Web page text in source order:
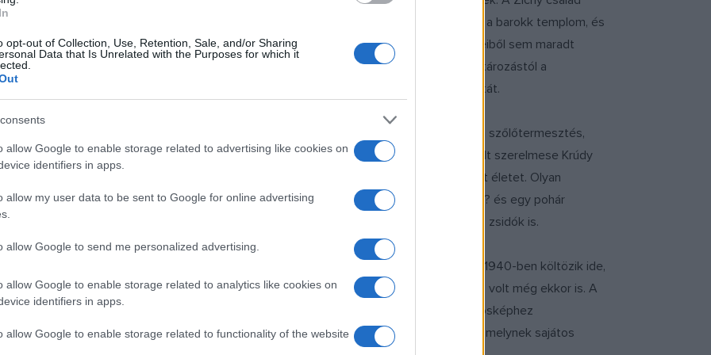
opt-out of Collection, Use, Retention, Sale, and/or Sharing
Data that Is Unrelated with the Purposes for which it
allow Google to enable storage related to advertising like cookies on
identifiers in apps.
allow my user data to be sent to Google for online advertising
allow Google to send me personalized advertising.
allow Google to enable storage related to analytics like cookies on
identifiers in apps.
allow Google to enable storage related to functionality of the website
működött, ma is emblematikus épülete Óbudának. A kastélyon kívül hozzájuk fűződik a barokk templom, és
Múzeum felépítése is. Sajnos a Zichy kastély eredeti bútoraiból és a falfestményeiből sem maradt
két évtizedig működött eredeti funkciójában, utána elárverezték. Ezután a dohányraktározástól a
folytattak benne, ami teljesen tönkretette az épület egykori gyönyörű állapotát.
is újratelepítik, elsősorban sváb és bajor betelepülőkkel. Ők magukkal hozzák a szőlőtermesztés,
szinte minden háza egyben kiskocsmaként is funkcionált. Ennek a miliőnek volt szerelmese Krúdy
abrosz mellett zajló, egyszerű házias ételeknek és gyöngyöző fröccsöknek szentelt életet. Olyan
jártak ide a családok kikapcsolódni, ahogy a híres dal is mondja: ?egy jó túrós csuszára? és egy pohár
közepén is német származású volt, de jelentős számban kerültek be ide rácok és zsidók is.
hagyatékának, egykori szerszámainak, használati tárgyainak. Bár ő csak későn, 1940-ben költözik ide,
általa készített darabok azt is megmutatják, hogy a szőlőművelés, borkészítés jelentős volt még ekkor is. A
egy-egy témacsoport köré építette fel, ilyen a szőlőtermesztés, vagy az egykor a városképhez
hajómalmok sokasága. Óbudát ekkor leginkább egy mezővároshoz lehet hasonlítani, melynek sajátos